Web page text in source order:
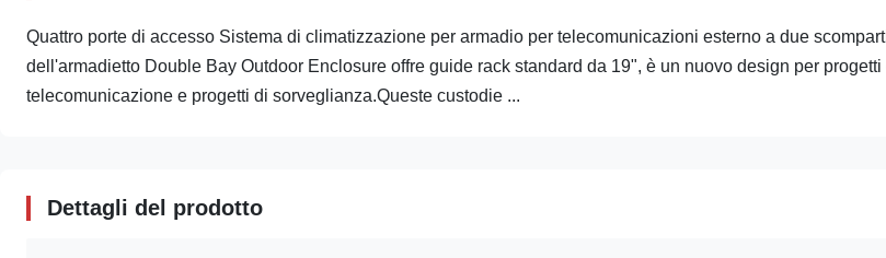
Quattro porte di accesso Sistema di climatizzazione per armadio per telecomunicazioni esterno a due
dell'armadietto Double Bay Outdoor Enclosure offre guide rack standard da 19", è un nuovo design per progetti
telecomunicazione e progetti di sorveglianza.Queste custodie ...
Dettagli del prodotto